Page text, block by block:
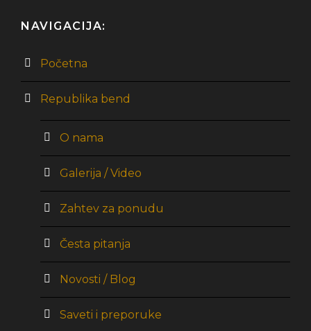
NAVIGACIJA:
Početna
Republika bend
O nama
Galerija / Video
Zahtev za ponudu
Česta pitanja
Novosti / Blog
Saveti i preporuke